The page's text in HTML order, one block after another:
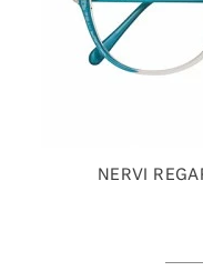
NERVI